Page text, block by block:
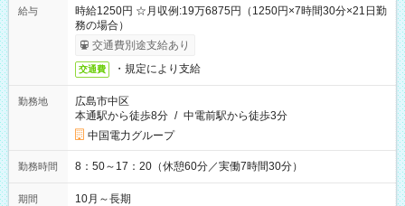
給与
時給1250円 ☆月収例:19万6875円（1250円×7時間30分×21日勤
務の場合）
交通費別途支給あり
交通費 ・規定により支給
勤務地
広島市中区
本通駅から徒歩8分 / 中電前駅から徒歩3分
中国電力グループ
勤務時間 8：50～17：20（休憩60分／実働7時間30分）
期間 10月～長期